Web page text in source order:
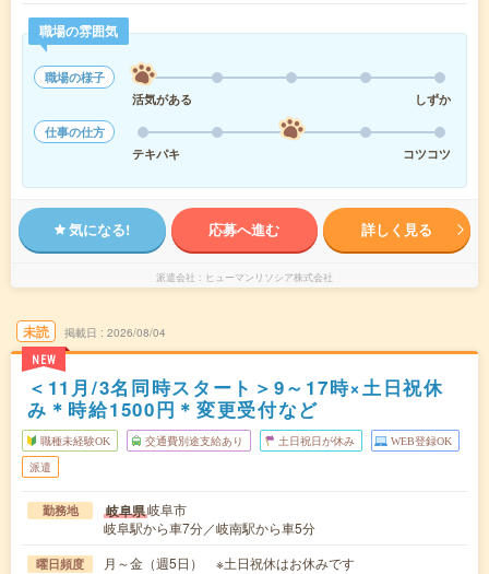
職場の雰囲気
職場の様子
活気がある
しずか
仕事の仕方
テキパキ
コツコツ
気になる! 応募へ進む 詳しく見る
派遣会社 ヒューマンリソシア株式会社
未読
NEW
掲載日 2026/08/04
＜11月/3名同時スタート＞9～17時×土日祝休
み＊時給1500円＊変更受付など
職種未経験OK 交通費別途支給あり 土日祝日が休み WEB登録OK
派遣
勤務地 岐阜県岐阜市
岐阜駅から車7分／岐南駅から車5分
曜日頻度 月～金（週5日） ※土日祝休はお休みです